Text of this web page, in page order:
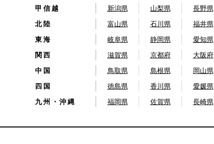
甲信越
新潟県 山梨県
長野県
北陸
富山県 石川県
福井県
東海
岐阜県 静岡県 愛知県
関西
滋賀県 京都府 大阪府
中国
鳥取県 島根県 岡山県
四国
徳島県 香川県 愛媛県
九州・沖縄
福岡県 佐賀県 長崎県